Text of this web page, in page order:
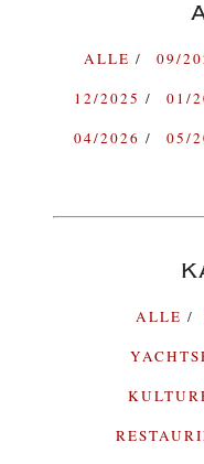
ALLE 09/
12/2025
01/
04/2026
05/
ALLE